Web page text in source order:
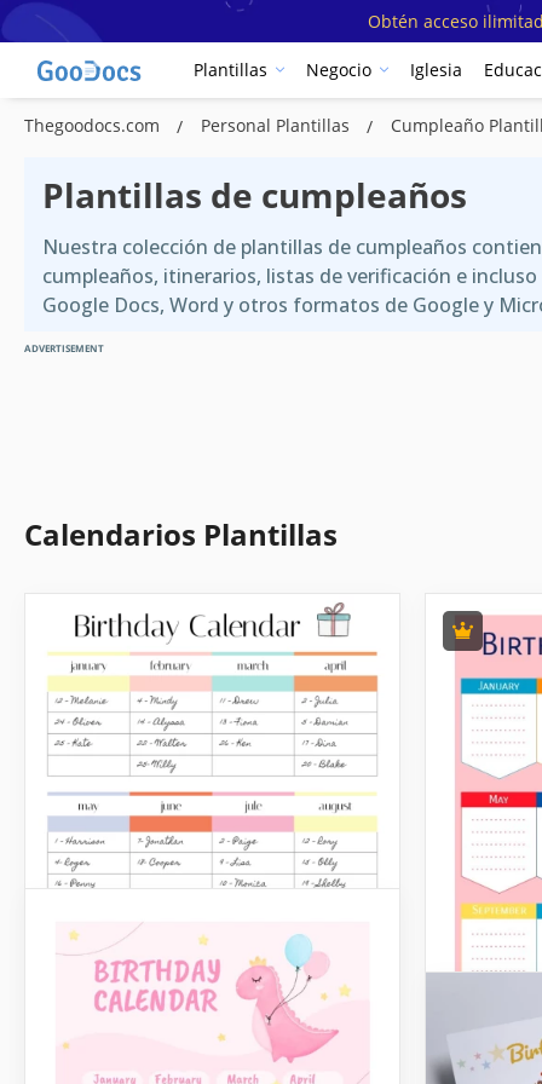
Obtén acceso
Plantillas Negocio Iglesia
Thegoodocs.com Personal Plantillas Cumpleaño
Plantillas de cumpleaños
Nuestra colección de plantillas de cumpleaños
cumpleaños, itinerarios, listas de verificación e
Google Docs, Word y otros formatos de Google y
ADVERTISEMENT
Calendarios Plantillas